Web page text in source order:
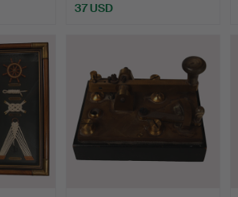
37 USD